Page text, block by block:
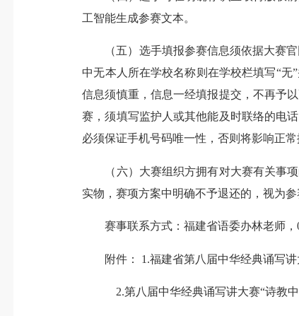
工智能生成参赛文本。
（五）选手填报参赛信息须依据大赛官
中无本人所在学校名称则在学校栏填写“
信息须慎重，信息一经填报提交，不再予
赛，须填写监护人或其他能及时联络的电
必须保证手机号码唯一性，否则将影响正
（六）大赛组织方拥有对大赛有关事项
实物，赛项方案中明确不予退还的，视为
赛事联系方式：福建省语委办林老师，
附件： 1.福建省第八届中华经典诵写讲
2.第八届中华经典诵写讲大赛“诗教中